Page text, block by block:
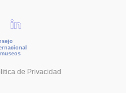
de Privacidad